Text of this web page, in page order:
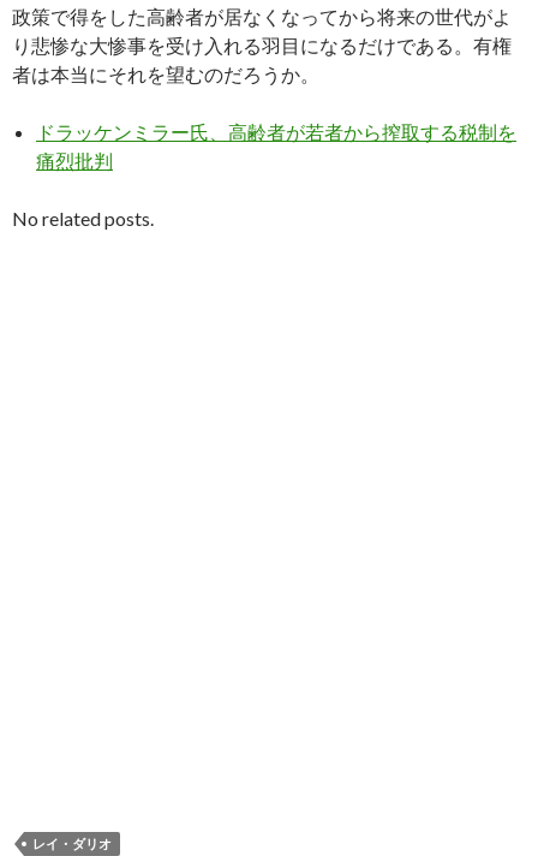
政策で得をした高齢者が居なくなってから将来の世代がよ
り悲惨な大惨事を受け入れる羽目になるだけである。有権
者は本当にそれを望むのだろうか。
ドラッケンミラー氏、高齢者が若者から搾取する税制を
痛烈批判
No related posts.
レイ・ダリオ